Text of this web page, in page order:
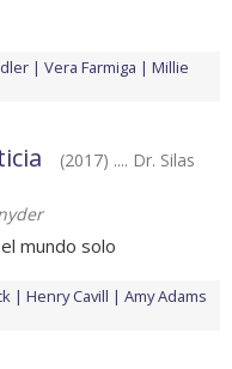
Vera Farmiga
Millie
(2017) .... Dr. Silas
mundo solo
Henry Cavill
Amy Adams